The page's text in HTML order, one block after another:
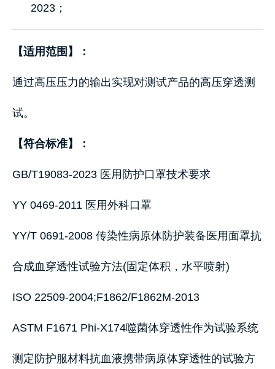
2023；
【适用范围】：
通过高压压力的输出实现对测试产品的高压穿透测
试。
【符合标准】：
GB/T19083-2023 医用防护口罩技术要求
YY 0469-2011 医用外科口罩
YY/T 0691-2008 传染性病原体防护装备医用面罩抗
合成血穿透性试验方法(固定体积，水平喷射)
ISO 22509-2004;F1862/F1862M-2013
ASTM F1671 Phi-X174噬菌体穿透性作为试验系统
测定防护服材料抗血液携带病原体穿透性的试验方